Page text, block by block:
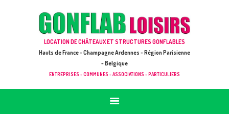
LOCATION DE CHÂTEAUX ET STRUCTURES GONFLABLES
Hauts de France - Champagne Ardennes - Région Parisienne
- Belgique
ENTREPRISES - COMMUNES - ASSOCIATIONS - PARTICULIERS
GONFLAB LOISIRS
ACCUEIL
JEUX À LOUER & PRESTATIONS
CATALOGUE / TARIF
DEMANDE DE DEVIS (SOUS 24H)